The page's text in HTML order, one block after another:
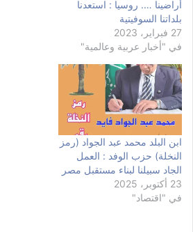
أراضينا …. روسيا : استعدنا
بلداتنا السوفيتية
27 فبراير، 2023
في "أخبار عربية وعالمية"
ابن البلد محمد عبد الجواد (رمز
النخلة) حزب الوفد : العمل
الجاد سبيلنا لبناء مستقبل مصر
23 أكتوبر، 2025
في "اقتصاد"